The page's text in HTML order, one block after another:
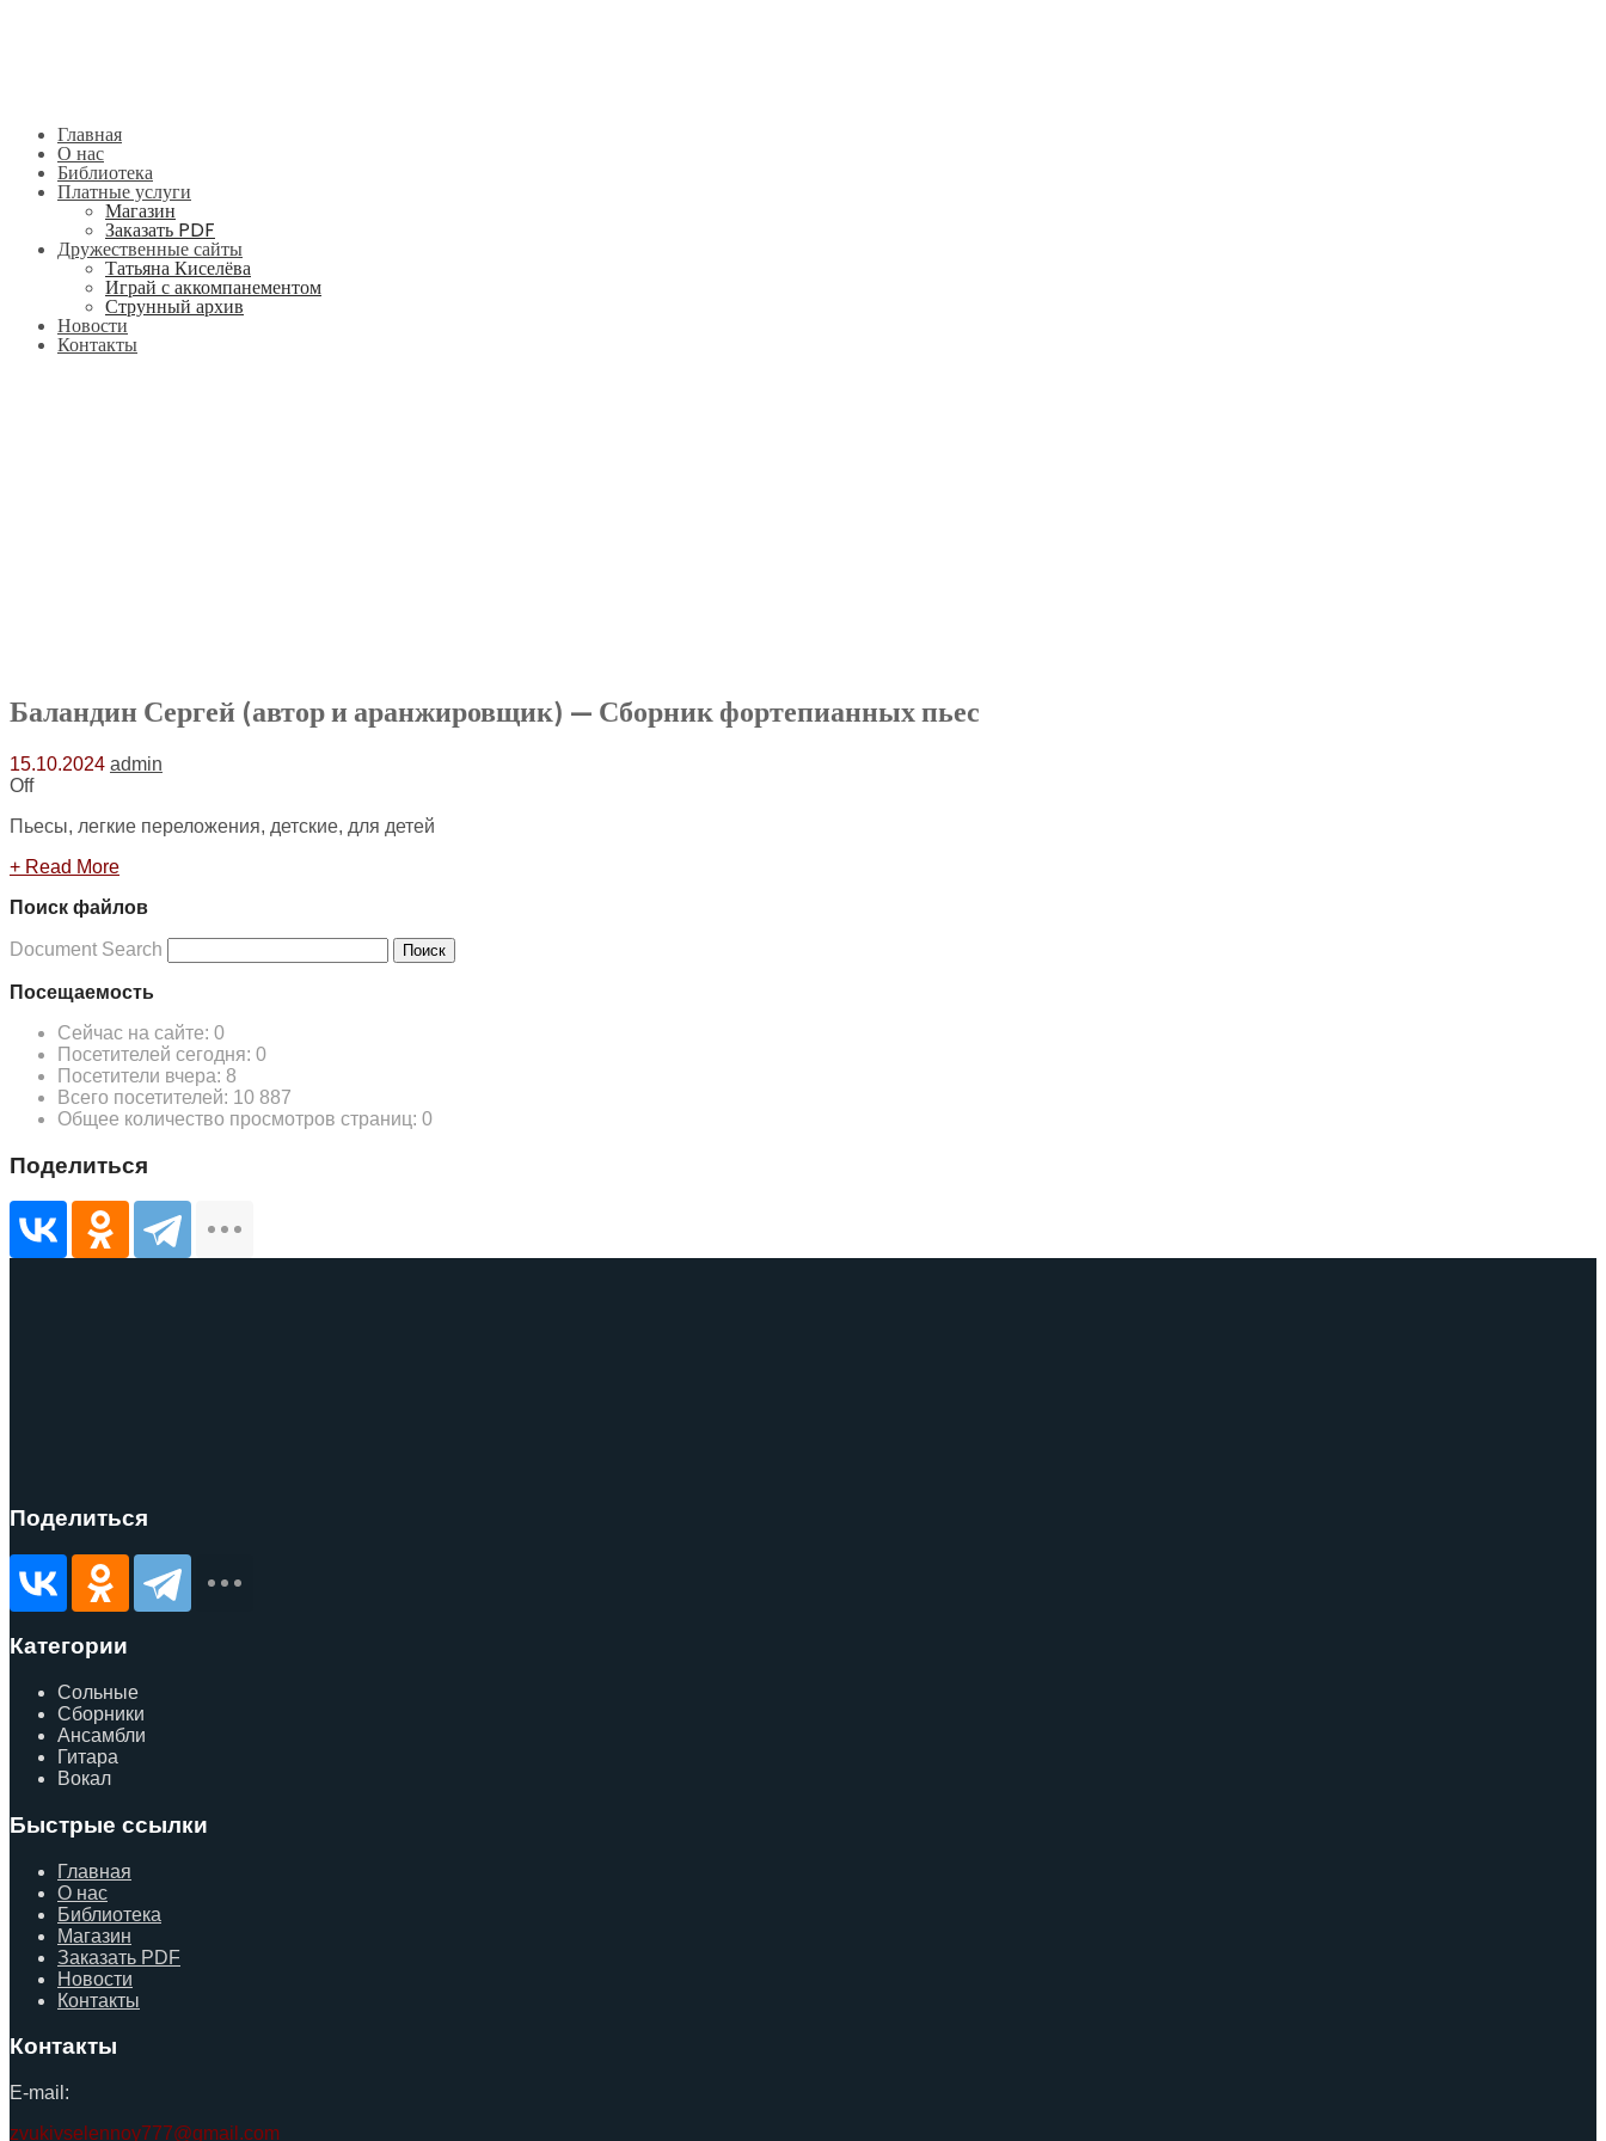
Главная
О нас
Библиотека
Платные услуги
Магазин
Заказать PDF
Дружественные сайты
Татьяна Киселёва
Играй с аккомпанементом
Струнный архив
Новости
Контакты
Баландин Сергей (автор и аранжировщик) — Сборник фортепианных пьес
15.10.2024 admin
Off
Пьесы, легкие переложения, детские, для детей
+ Read More
Поиск файлов
Document Search Поиск
Посещаемость
Сейчас на сайте: 0
Посетителей сегодня: 0
Посетители вчера: 8
Всего посетителей: 10 887
Общее количество просмотров страниц: 0
Поделиться
Поделиться
Категории
Сольные
Сборники
Ансамбли
Гитара
Вокал
Быстрые ссылки
Главная
О нас
Библиотека
Магазин
Заказать PDF
Новости
Контакты
Контакты
E-mail:
zvukivselennoy777@gmail.com